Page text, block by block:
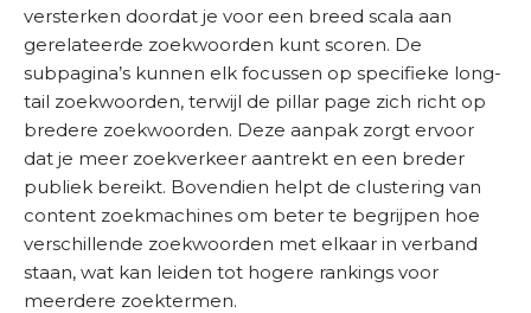
versterken doordat je voor een breed scala aan
gerelateerde zoekwoorden kunt scoren. De
subpagina’s kunnen elk focussen op specifieke long-
tail zoekwoorden, terwijl de pillar page zich richt op
bredere zoekwoorden. Deze aanpak zorgt ervoor
dat je meer zoekverkeer aantrekt en een breder
publiek bereikt. Bovendien helpt de clustering van
content zoekmachines om beter te begrijpen hoe
verschillende zoekwoorden met elkaar in verband
staan, wat kan leiden tot hogere rankings voor
meerdere zoektermen.